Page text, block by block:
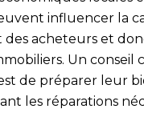
influencer la
acheteurs et
Un conseil
de préparer leur
les réparations